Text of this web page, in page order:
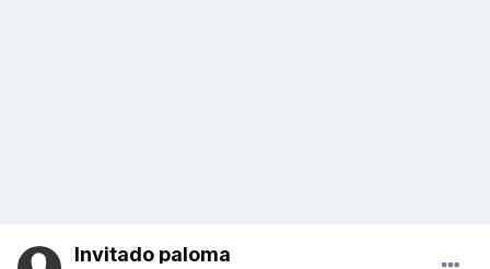
Invitado paloma